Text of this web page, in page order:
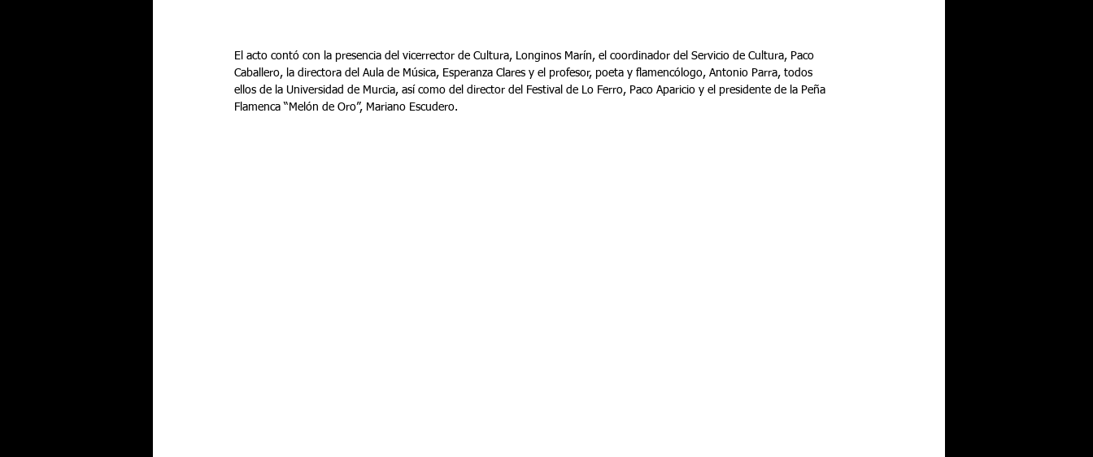
El acto contó con la presencia del vicerrector de Cultura, Longinos Marín, el coordinador del Servicio de Cultura, Paco
Caballero, la directora del Aula de Música, Esperanza Clares y el profesor, poeta y flamencólogo, Antonio Parra, todos
ellos de la Universidad de Murcia, así como del director del Festival de Lo Ferro, Paco Aparicio y el presidente de la Peña
Flamenca “Melón de Oro”, Mariano Escudero.